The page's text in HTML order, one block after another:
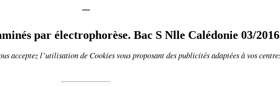
par électrophorèse. Bac S Nlle Calédonie 03/
acceptez l’utilisation de Cookiesvous proposantdes publicités adaptées à vos